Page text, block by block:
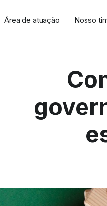
Área de atuação Nosso